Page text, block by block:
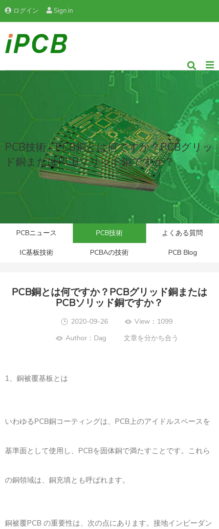
ログイン Sign in
PCB技術 - PCB銅とは何ですか？PCBグリッ
ド銅またはPCBソリッド銅ですか？
PCBニュース PCB技術 よくある質問
IC基板技術 PCBAの技術 PCB Blog
PCB銅とは何ですか？PCBグリッド銅または
PCBソリッド銅ですか？
2020-09-26
View：1099
Author：Dag 文章を分かち合う
1、銅被覆基板とは
いわゆるPCB銅コーティングは、PCB上のアイドルスペースを
基準面として使用し、PCBを固体銅で満たすことです。これら
の銅領域は、銅充填とも呼ばれます。
銅被覆PCB の重要性は、次の点にあります。接地インピーダン